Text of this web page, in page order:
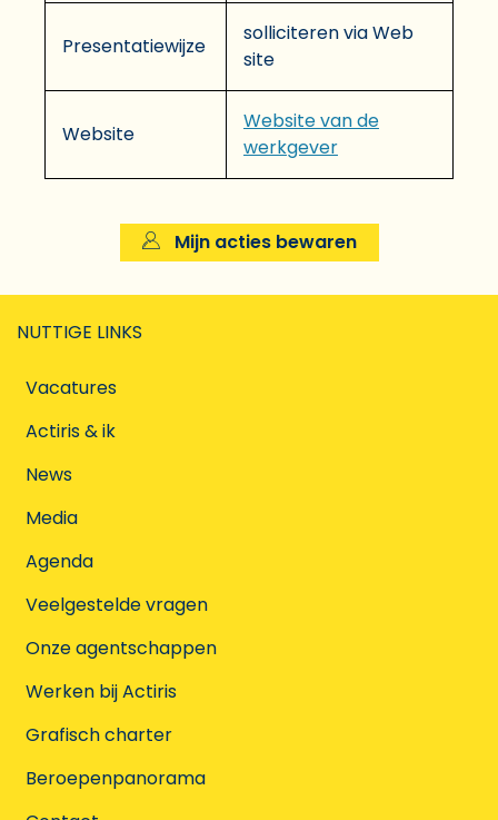
Presentatiewijze
solliciteren via Web
site
Website
Website van de
werkgever
Mijn acties bewaren
NUTTIGE LINKS
Vacatures
Actiris & ik
News
Media
Agenda
Veelgestelde vragen
Onze agentschappen
Werken bij Actiris
Grafisch charter
Beroepenpanorama